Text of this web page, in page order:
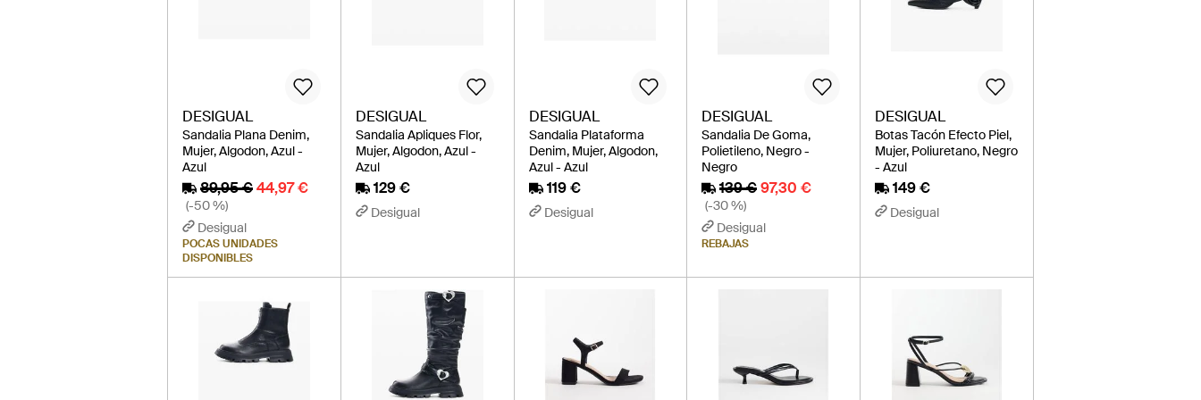
DESIGUAL
Sandalia Plana Denim,
Mujer, Algodon, Azul -
Azul
89,95 €44,97 €
(-50 %)
Desigual
POCAS UNIDADES
DISPONIBLES
DESIGUAL
Sandalia Apliques Flor,
Mujer, Algodon, Azul -
Azul
129 €
Desigual
DESIGUAL
Sandalia Plataforma
Denim, Mujer, Algodon,
Azul - Azul
119 €
Desigual
DESIGUAL
Sandalia De Goma,
Polietileno, Negro -
Negro
139 € 97,30 €
(-30 %)
Desigual
REBAJAS
DESIGUAL
Botas Tacón Efecto Piel,
Mujer, Poliuretano, Negro
- Azul
149 €
Desigual